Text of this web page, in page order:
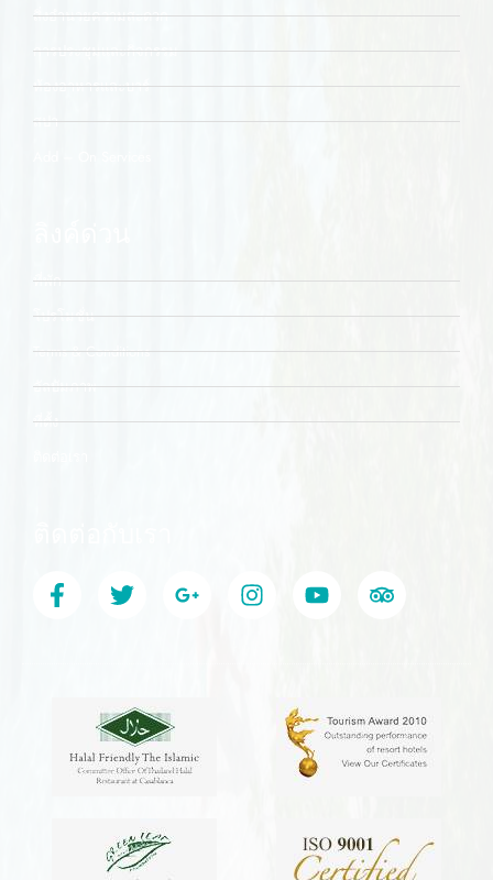
สิ่งอำนวยความสะดวก
การประชุมและกิจกรรม
ห้องอาหารและบาร์
สปา
ที่พัก
โปรโมชั่น
Terms & Conditions
อัลบัมภาพ
ที่ตั้ง